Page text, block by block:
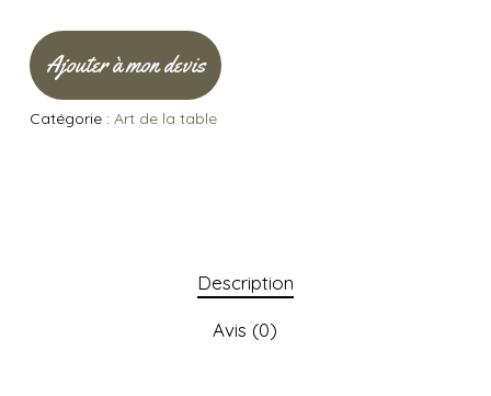
Ajouter à mon devis
Catégorie : Art de la table
Description
Avis (0)